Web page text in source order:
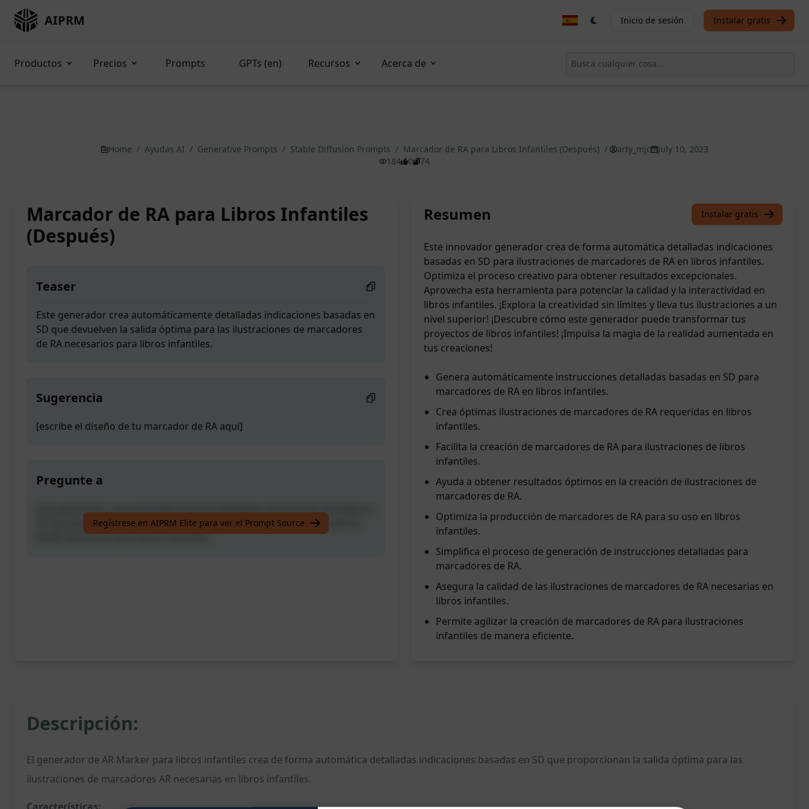
AIPRM Inicio de sesión Instalar gratis
Productos Precios Prompts GPTs (en) Recursos Acerca de
Home / Ayudas AI / Generative Prompts / Stable Diffusion Prompts / Marcador de RA para Libros Infantiles (Después) / arty_mjc
July 10, 2023
184
0 74
Marcador de RA para Libros Infantiles
(Después)
Teaser
Este generador crea automáticamente detalladas indicaciones basadas en
SD que devuelven la salida óptima para las ilustraciones de marcadores
de RA necesarios para libros infantiles.
Sugerencia
[escribe el diseño de tu marcador de RA aquí]
Pregunte a
SD que devuelven la salida óptima para las ilustraciones de marcadores
de RA necesarios para libros infantiles.
Regístrese en AIPRM Elite para ver el Prompt Source
Resumen Instalar gratis
Este innovador generador crea de forma automática detalladas indicaciones
basadas en SD para ilustraciones de marcadores de RA en libros infantiles.
Optimiza el proceso creativo para obtener resultados excepcionales.
Aprovecha esta herramienta para potenciar la calidad y la interactividad en
libros infantiles. ¡Explora la creatividad sin límites y lleva tus ilustraciones a un
nivel superior! ¡Descubre cómo este generador puede transformar tus
proyectos de libros infantiles! ¡Impulsa la magia de la realidad aumentada en
tus creaciones!
Genera automáticamente instrucciones detalladas basadas en SD para
marcadores de RA en libros infantiles.
Crea óptimas ilustraciones de marcadores de RA requeridas en libros
infantiles.
Facilita la creación de marcadores de RA para ilustraciones de libros
infantiles.
Ayuda a obtener resultados óptimos en la creación de ilustraciones de
marcadores de RA.
Optimiza la producción de marcadores de RA para su uso en libros
infantiles.
Simplifica el proceso de generación de instrucciones detalladas para
marcadores de RA.
Asegura la calidad de las ilustraciones de marcadores de RA necesarias en
libros infantiles.
Permite agilizar la creación de marcadores de RA para ilustraciones
infantiles de manera eficiente.
Descripción:
El generador de AR Marker para libros infantiles crea de forma automática detalladas indicaciones basadas en SD que proporcionan la salida óptima para las
ilustraciones de marcadores AR necesarias en libros infantiles.